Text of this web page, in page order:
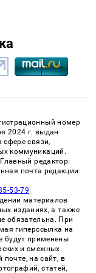
номер
2024 г. выдан
связи,
коммуникаций.
редактор:
почта редакции:
53-79
материалов
изданиях, а также
обязательна. При
гиперссылка на
будут применены
и смежных
почте, на сайт, в
статей,